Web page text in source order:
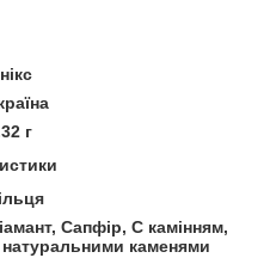
г
Сапфір, С камінням,
каменями